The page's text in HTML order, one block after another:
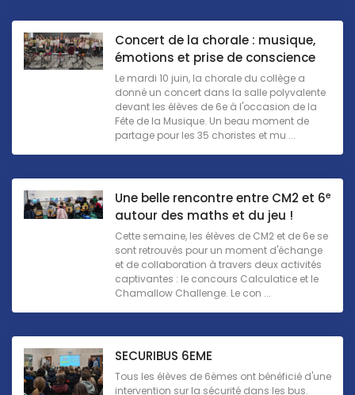
Concert de la chorale : musique,
émotions et prise de conscience
Le mardi 10 juin, la chorale du collège a
donné un concert dans la salle polyvalente
devant les élèves de 6e à l'occasion de la
Fête de la Musique. Un beau moment de
partage pour les 35 choristes et mu ...
Une belle rencontre entre CM2 et 6e
autour des maths et du jeu !
Cette semaine, les élèves de CM2 et de 6e se
sont retrouvés pour un moment d'échange
et de collaboration à travers deux activités
captivantes : le concours Calculatice et le
Chamallow Challenge. Le con ...
SECURIBUS 6EME
Tous les élèves de 6èmes ont bénéficié d'une
intervention sur la sécurité dans les bus.